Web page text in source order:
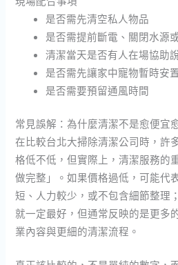
是否需先清空私人物品
是否需提前斷電、關閉水源
清潔當天是否有人在場協助
是否需先讓家中寵物暫時安
是否需要預留通風時間
常見誤解：為什麼清潔不是愈便宜
在比較台北大掃除清潔公司時，許
格低不低，但實際上，清潔服務的
做完整」。如果價格過低，可能代
短、人力較少，或不包含細節整理
就一定最好，但通常反映的是更多
業內容與更細的清潔流程。